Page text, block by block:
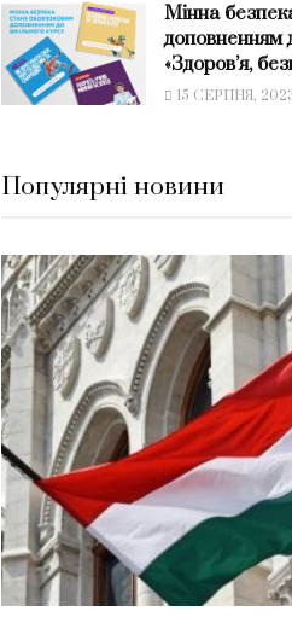
Мінна
доповненням
«Здоров’я,
15 СЕРПНЯ,
Популярні новини